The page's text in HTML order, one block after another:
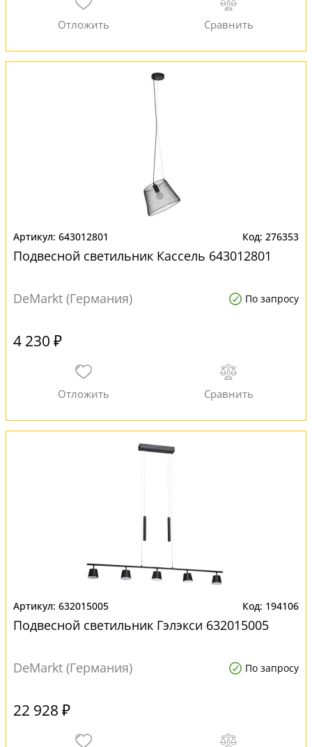
643012801 276353
Подвесной светильник Кассель 643012801
DeMarkt (Германия) По запросу
4 230 ₽
632015005 194106
Подвесной светильник Гэлэкси 632015005
DeMarkt (Германия) По запросу
22 928 ₽